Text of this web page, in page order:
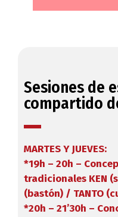
Sesiones de
compartido
MARTES Y JUEVES:
*19h – 20h –
tradicionales KEN
(bastón) / TANTO
*20h – 21’30h –